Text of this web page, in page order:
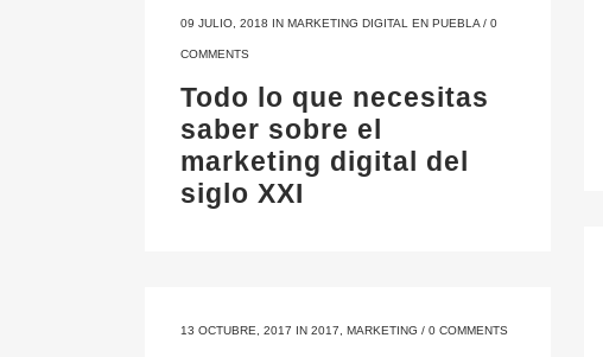
09 JULIO, 2018 IN MARKETING DIGITAL EN PUEBLA / 0
COMMENTS
Todo lo que necesitas
saber sobre el
marketing digital del
siglo XXI
13 OCTUBRE, 2017 IN 2017 MARKETING / 0 COMMENTS